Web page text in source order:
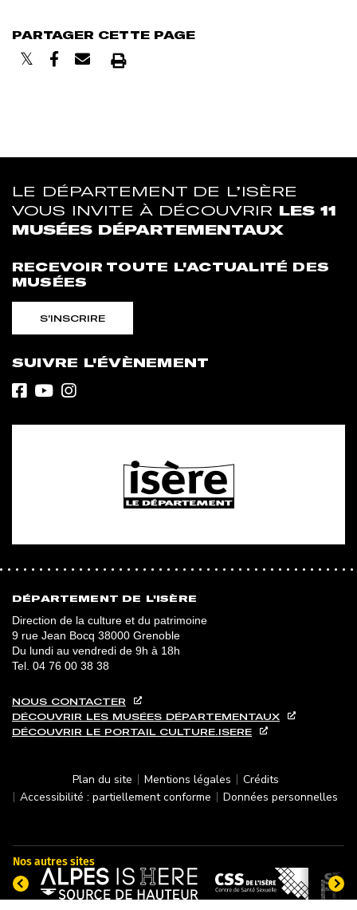
PARTAGER CETTE PAGE
Imprimer
LE DÉPARTEMENT DE L’ISÈRE
VOUS INVITE À DÉCOUVRIR LES 11
MUSÉES DÉPARTEMENTAUX
RECEVOIR TOUTE L'ACTUALITÉ DES
MUSÉES
S'INSCRIRE
SUIVRE L'ÉVÈNEMENT
Facebook
YoutubeInstagram
DÉPARTEMENT DE L'ISÈRE
Direction de la culture et du patrimoine
9 rue Jean Bocq 38000 Grenoble
Du lundi au vendredi de 9h à 18h
Tel. 04 76 00 38 38
NOUS CONTACTER
DÉCOUVRIR LES MUSÉES DÉPARTEMENTAUX
DÉCOUVRIR LE PORTAIL CULTURE.ISERE
Plan du site Mentions légales
Crédits
Accessibilité : partiellement conforme
Données personnelles
Nos autres sites